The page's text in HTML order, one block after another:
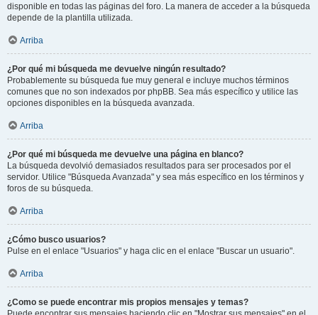
disponible en todas las páginas del foro. La manera de acceder a la búsqueda
depende de la plantilla utilizada.
Arriba
¿Por qué mi búsqueda me devuelve ningún resultado?
Probablemente su búsqueda fue muy general e incluye muchos términos
comunes que no son indexados por phpBB. Sea más específico y utilice las
opciones disponibles en la búsqueda avanzada.
Arriba
¿Por qué mi búsqueda me devuelve una página en blanco?
La búsqueda devolvió demasiados resultados para ser procesados por el
servidor. Utilice "Búsqueda Avanzada" y sea más específico en los términos y
foros de su búsqueda.
Arriba
¿Cómo busco usuarios?
Pulse en el enlace "Usuarios" y haga clic en el enlace "Buscar un usuario".
Arriba
¿Como se puede encontrar mis propios mensajes y temas?